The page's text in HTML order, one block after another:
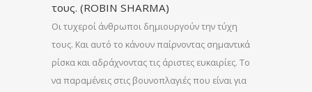
τους. (ROBIN SHARMA)
Οι τυχεροί άνθρωποι δημιουργούν την τύχη
τους. Και αυτό το κάνουν παίρνοντας σημαντικά
ρίσκα και αδράχνοντας τις άριστες ευκαιρίες. Το
να παραμένεις στις βουνοπλαγιές που είναι για